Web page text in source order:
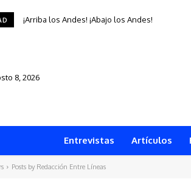
¡Arriba los Andes! ¡Abajo los Andes!
AREQUIPA CELEBRARÁ SU ANIVERSARIO
8, 2026
Entrevistas Artículos
Posts by Redacción Entre Líneas